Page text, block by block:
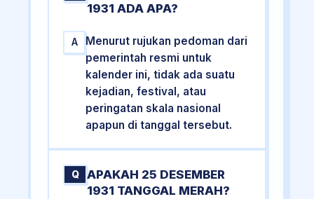
1931 ADA APA?
A
Menurut rujukan pedoman dari
pemerintah resmi untuk
kalender ini, tidak ada suatu
kejadian, festival, atau
peringatan skala nasional
apapun di tanggal tersebut.
Q
APAKAH 25 DESEMBER
1931 TANGGAL MERAH?